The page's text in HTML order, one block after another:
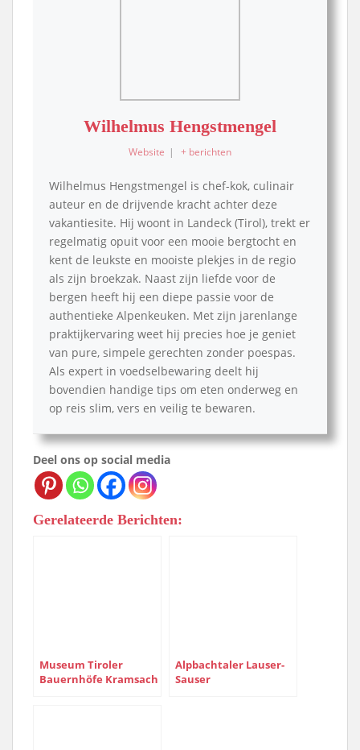
Wilhelmus Hengstmengel
Website | + berichten
Wilhelmus Hengstmengel is chef-kok, culinair
auteur en de drijvende kracht achter deze
vakantiesite. Hij woont in Landeck (Tirol), trekt er
regelmatig opuit voor een mooie bergtocht en
kent de leukste en mooiste plekjes in de regio
als zijn broekzak. Naast zijn liefde voor de
bergen heeft hij een diepe passie voor de
authentieke Alpenkeuken. Met zijn jarenlange
praktijkervaring weet hij precies hoe je geniet
van pure, simpele gerechten zonder poespas.
Als expert in voedselbewaring deelt hij
bovendien handige tips om eten onderweg en
op reis slim, vers en veilig te bewaren.
Deel ons op social media
Gerelateerde Berichten:
Museum Tiroler
Bauernhöfe Kramsach
Alpbachtaler Lauser-
Sauser